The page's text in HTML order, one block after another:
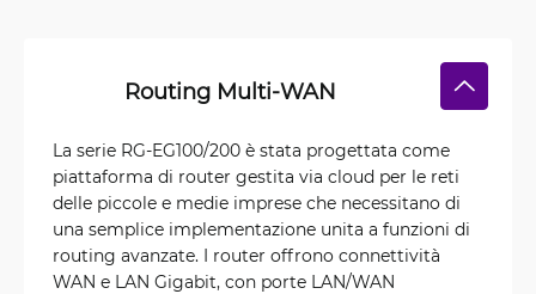
Routing Multi-WAN
La serie RG-EG100/200 è stata progettata come
piattaforma di router gestita via cloud per le reti
delle piccole e medie imprese che necessitano di
una semplice implementazione unita a funzioni di
routing avanzate. I router offrono connettività
WAN e LAN Gigabit, con porte LAN/WAN